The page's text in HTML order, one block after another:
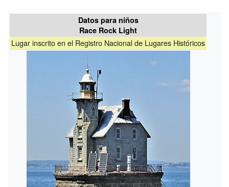
Datos para niños
Race Rock Light
Lugar inscrito en el Registro Nacional de Lugares Históricos